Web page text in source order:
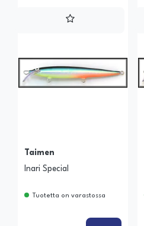
Taimen
Inari Special
Tuotetta on varastossa